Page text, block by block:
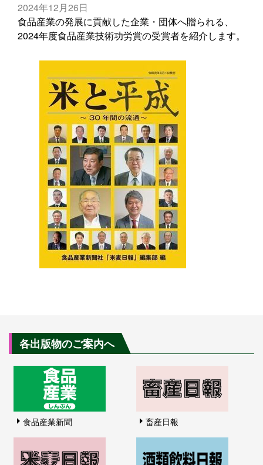
2024年12月26日
食品産業の発展に貢献した企業・団体へ贈られる、
2024年度食品産業技術功労賞の受賞者を紹介します。
各出版物のご案内へ
食品産業新聞 畜産日報